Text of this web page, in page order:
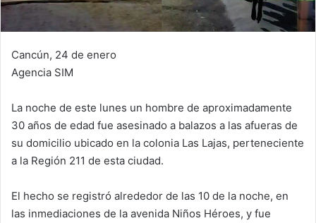
Cancún, 24 de enero
Agencia SIM
La noche de este lunes un hombre de aproximadamente
30 años de edad fue asesinado a balazos a las afueras de
su domicilio ubicado en la colonia Las Lajas, perteneciente
a la Región 211 de esta ciudad.
El hecho se registró alrededor de las 10 de la noche, en
las inmediaciones de la avenida Niños Héroes, y fue